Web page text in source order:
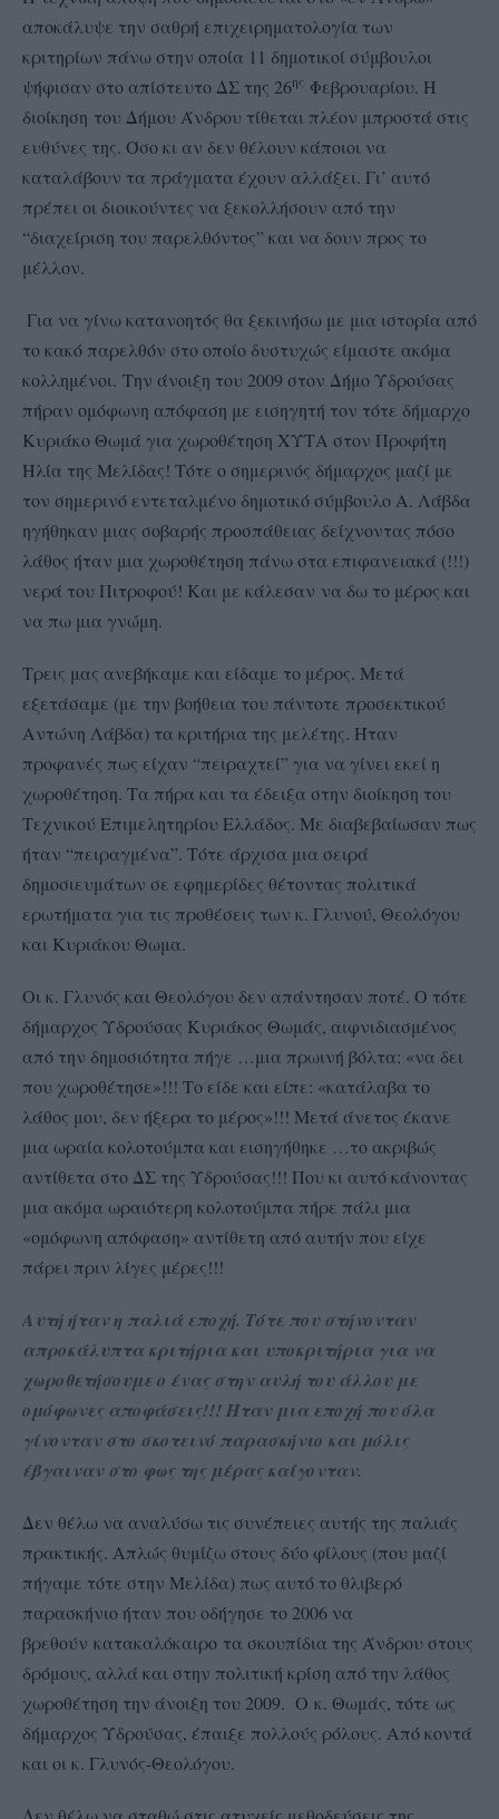
αποκάλυψε την σαθρή επιχειρηματολογία των
κριτηρίων πάνω στην οποία 11 δημοτικοί σύμβουλοι
ψήφισαν στο απίστευτο ΔΣ της 26ης Φεβρουαρίου. Η
διοίκηση του Δήμου Άνδρου τίθεται πλέον μπροστά στις
ευθύνες της. Όσο κι αν δεν θέλουν κάποιοι να
καταλάβουν τα πράγματα έχουν αλλάξει. Γι’ αυτό
πρέπει οι διοικούντες να ξεκολλήσουν από την
“διαχείριση του παρελθόντος” και να δουν προς το
μέλλον.
Για να γίνω κατανοητός θα ξεκινήσω με μια ιστορία από
το κακό παρελθόν στο οποίο δυστυχώς είμαστε ακόμα
κολλημένοι. Την άνοιξη του 2009 στον Δήμο Υδρούσας
πήραν ομόφωνη απόφαση με εισηγητή τον τότε δήμαρχο
Κυριάκο Θωμά για χωροθέτηση ΧΥΤΑ στον Προφήτη
Ηλία της Μελίδας! Τότε ο σημερινός δήμαρχος μαζί με
τον σημερινό εντεταλμένο δημοτικό σύμβουλο Α. Λάβδα
ηγήθηκαν μιας σοβαρής προσπάθειας δείχνοντας πόσο
λάθος ήταν μια χωροθέτηση πάνω στα επιφανειακά (!!!)
νερά του Πιτροφού! Και με κάλεσαν να δω το μέρος και
να πω μια γνώμη.
Τρεις μας ανεβήκαμε και είδαμε το μέρος. Μετά
εξετάσαμε (με την βοήθεια του πάντοτε προσεκτικού
Αντώνη Λάβδα) τα κριτήρια της μελέτης. Ήταν
προφανές πως είχαν “πειραχτεί” για να γίνει εκεί η
χωροθέτηση. Τα πήρα και τα έδειξα στην διοίκηση του
Τεχνικού Επιμελητηρίου Ελλάδος. Με διαβεβαίωσαν πως
ήταν “πειραγμένα”. Τότε άρχισα μια σειρά
δημοσιευμάτων σε εφημερίδες θέτοντας πολιτικά
ερωτήματα για τις προθέσεις των κ. Γλυνού, Θεολόγου
και Κυριάκου Θωμα.
Οι κ. Γλυνός και Θεολόγου δεν απάντησαν ποτέ. Ο τότε
δήμαρχος Υδρούσας Κυριάκος Θωμάς, αιφνιδιασμένος
από την δημοσιότητα πήγε …μια πρωινή βόλτα: «να δει
που χωροθέτησε»!!! Το είδε και είπε: «κατάλαβα το
λάθος μου, δεν ήξερα το μέρος»!!! Μετά άνετος έκανε
μια ωραία κολοτούμπα και εισηγήθηκε …το ακριβώς
αντίθετα στο ΔΣ της Υδρούσας!!! Που κι αυτό κάνοντας
μια ακόμα ωραιότερη κολοτούμπα πήρε πάλι μια
«ομόφωνη απόφαση» αντίθετη από αυτήν που είχε
πάρει πριν λίγες μέρες!!!
Αυτή ήταν η παλιά εποχή. Τότε που στήνονταν
απροκάλυπτα κριτήρια και υποκριτήρια για να
χωροθετήσουμε ο ένας στην αυλή του άλλου με
ομόφωνες αποφάσεις!!! Ήταν μια εποχή που όλα
γίνονταν στο σκοτεινό παρασκήνιο και μόλις
έβγαιναν στο φως της μέρας καίγονταν.
Δεν θέλω να αναλύσω τις συνέπειες αυτής της παλιάς
πρακτικής. Απλώς θυμίζω στους δύο φίλους (που μαζί
πήγαμε τότε στην Μελίδα) πως αυτό το θλιβερό
παρασκήνιο ήταν που οδήγησε το 2006 να
βρεθούν κατακαλόκαιρο τα σκουπίδια της Άνδρου στους
δρόμους, αλλά και στην πολιτική κρίση από την λάθος
χωροθέτηση την άνοιξη του 2009. Ο κ. Θωμάς, τότε ως
δήμαρχος Υδρούσας, έπαιξε πολλούς ρόλους. Από κοντά
και οι κ. Γλυνός-Θεολόγου.